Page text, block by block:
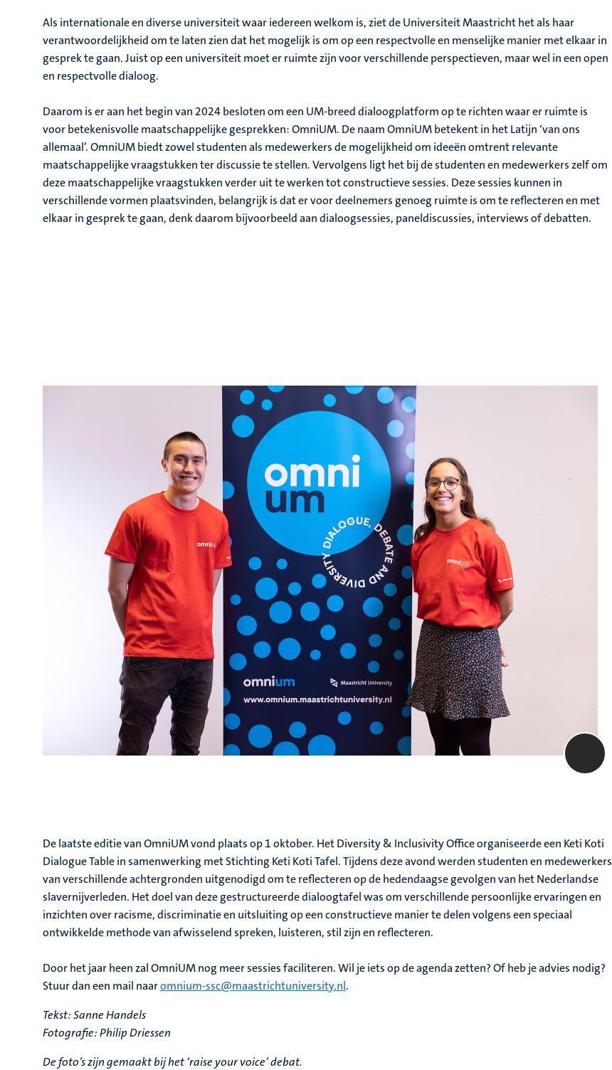
Als internationale en diverse universiteit waar iedereen welkom is, ziet de Universiteit Maastricht het als haar
verantwoordelijkheid om te laten zien dat het mogelijk is om op een respectvolle en menselijke manier met elkaar in
gesprek te gaan. Juist op een universiteit moet er ruimte zijn voor verschillende perspectieven, maar wel in een open
en respectvolle dialoog.
Daarom is er aan het begin van 2024 besloten om een UM-breed dialoogplatform op te richten waar er ruimte is
voor betekenisvolle maatschappelijke gesprekken: OmniUM. De naam OmniUM betekent in het Latijn ‘van ons
allemaal’. OmniUM biedt zowel studenten als medewerkers de mogelijkheid om ideeën omtrent relevante
maatschappelijke vraagstukken ter discussie te stellen. Vervolgens ligt het bij de studenten en medewerkers zelf om
deze maatschappelijke vraagstukken verder uit te werken tot constructieve sessies. Deze sessies kunnen in
verschillende vormen plaatsvinden, belangrijk is dat er voor deelnemers genoeg ruimte is om te reflecteren en met
elkaar in gesprek te gaan, denk daarom bijvoorbeeld aan dialoogsessies, paneldiscussies, interviews of debatten.
De laatste editie van OmniUM vond plaats op 1 oktober. Het Diversity & Inclusivity Office organiseerde een Keti Koti
Dialogue Table in samenwerking met Stichting Keti Koti Tafel. Tijdens deze avond werden studenten en medewerkers
van verschillende achtergronden uitgenodigd om te reflecteren op de hedendaagse gevolgen van het Nederlandse
slavernijverleden. Het doel van deze gestructureerde dialoogtafel was om verschillende persoonlijke ervaringen en
inzichten over racisme, discriminatie en uitsluiting op een constructieve manier te delen volgens een speciaal
ontwikkelde methode van afwisselend spreken, luisteren, stil zijn en reflecteren.
Door het jaar heen zal OmniUM nog meer sessies faciliteren. Wil je iets op de agenda zetten? Of heb je advies nodig?
Stuur dan een mail naaromnium-ssc@maastrichtuniversity.nl.
Tekst: Sanne Handels
Fotografie: Philip Driessen
De foto’s zijn gemaakt bij het ‘raise your voice’ debat.